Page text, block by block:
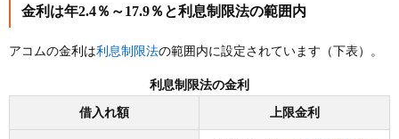
金利は年2.4％～17.9％と利息制限法の範囲内
アコムの金利は利息制限法の範囲内に設定されています（下表）。
利息制限法の金利
借入れ額 上限金利